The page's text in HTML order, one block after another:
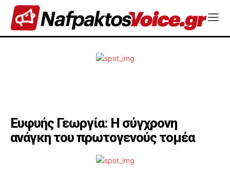
Ευφυής Γεωργία: Η σύγχρονη
ανάγκη του πρωτογενούς τομέα